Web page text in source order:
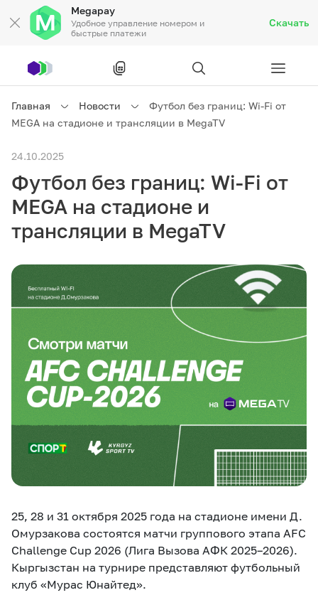
Megapay
Удобное управление номером и
быстрые платежи
Скачать
Частным клиентам
Бизнесу
Связь
Услуги
Все услуги Развлечения Соц.сети
Звонки и SMS Подбор номера Доставка SIM
Партнерам
Карта офисов и
покрытие
MegaTV MegaKassa
Главная Новости
Футбол без границ: Wi-Fi от
MEGA на стадионе и трансляции в MegaTV
24.10.2025
Футбол без границ: Wi-Fi от
MEGA на стадионе и
трансляции в MegaTV
25, 28 и 31 октября 2025 года на стадионе имени Д.
Омурзакова состоятся матчи группового этапа AFC
Challenge Cup 2026 (Лига Вызова АФК 2025–2026).
Кыргызстан на турнире представляют футбольный
клуб «Мурас Юнайтед».